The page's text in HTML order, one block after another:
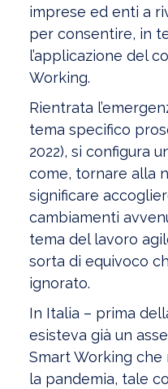
imprese ed enti a
per consentire, in
l’applicazione del
Working.
Rientrata
tema specifico
2022), si configura
come, tornare alla
significare
cambiamenti
tema del lavoro
sorta di equivoco
ignorato.
In Italia – prima
esisteva già un
Smart Working che
la pandemia, tale